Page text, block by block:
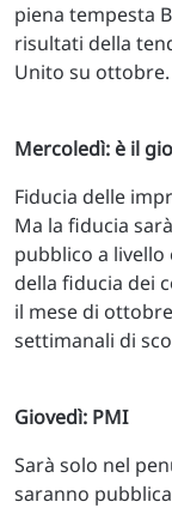
piena tempesta
risultati della
Unito su ottobre.
Mercoledì: è il
Fiducia delle
Ma la fiducia
pubblico a livello
della fiducia dei
il mese di
settimanali di
Giovedì: PMI
Sarà solo nel
saranno